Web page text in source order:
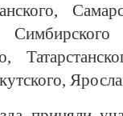
Симбирского